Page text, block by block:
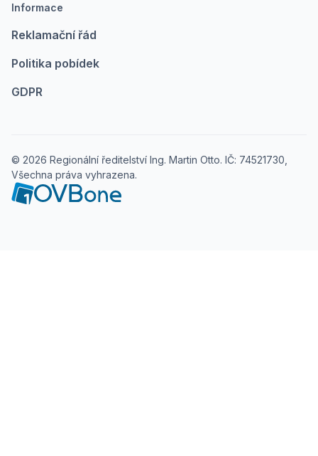
Informace
Reklamační řád
Politika pobídek
GDPR
© 2026 Regionální ředitelství Ing. Martin Otto. IČ: 74521730,
Všechna práva vyhrazena.